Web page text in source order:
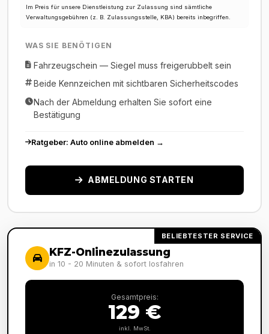
Im Preis für unsere Dienstleistung zur Zulassung sind sämtliche
Verwaltungsgebühren (z. B. Zulassungsstelle, KBA) bereits inbegriffen.
WAS SIE BENÖTIGEN
Fahrzeugschein — Siegel muss freigerubbelt sein
Beide Kennzeichen mit sichtbaren Sicherheitscodes
Nach der Abmeldung erhalten Sie sofort eine
Bestätigung
Ratgeber: Auto online abmelden →
ABMELDUNG STARTEN
BELIEBTESTER SERVICE
KFZ-Onlinezulassung
in 10 - 20 Minuten & sofort losfahren
Gesamtpreis:
129 €
inkl. MwSt.